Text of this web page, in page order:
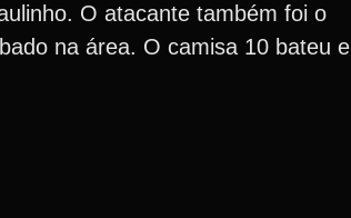
O atacante também foi o
na área. O camisa 10 bateu e